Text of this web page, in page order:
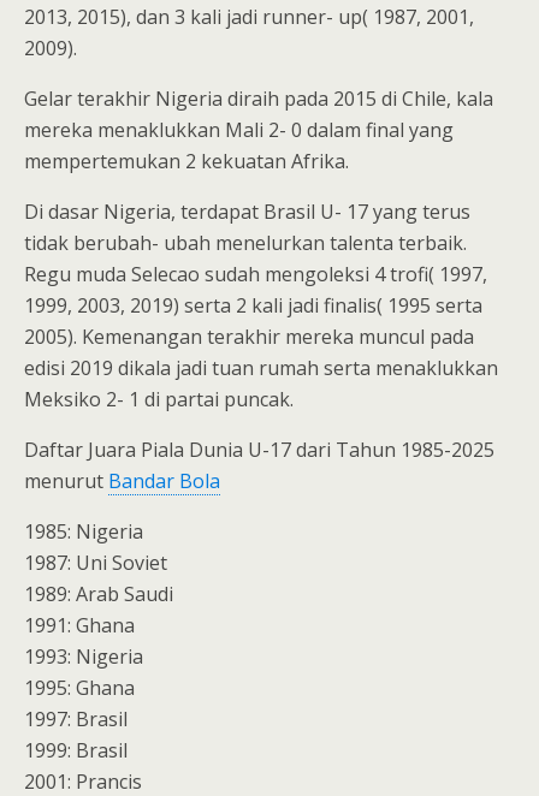
2013, 2015), dan 3 kali jadi runner- up( 1987, 2001,
2009).
Gelar terakhir Nigeria diraih pada 2015 di Chile, kala
mereka menaklukkan Mali 2- 0 dalam final yang
mempertemukan 2 kekuatan Afrika.
Di dasar Nigeria, terdapat Brasil U- 17 yang terus
tidak berubah- ubah menelurkan talenta terbaik.
Regu muda Selecao sudah mengoleksi 4 trofi( 1997,
1999, 2003, 2019) serta 2 kali jadi finalis( 1995 serta
2005). Kemenangan terakhir mereka muncul pada
edisi 2019 dikala jadi tuan rumah serta menaklukkan
Meksiko 2- 1 di partai puncak.
Daftar Juara Piala Dunia U-17 dari Tahun 1985-2025
menurut Bandar Bola
1985: Nigeria
1987: Uni Soviet
1989: Arab Saudi
1991: Ghana
1993: Nigeria
1995: Ghana
1997: Brasil
1999: Brasil
2001: Prancis